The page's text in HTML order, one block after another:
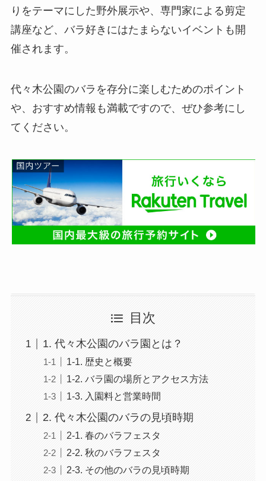
りをテーマにした野外展示や、専門家による剪定
講座など、バラ好きにはたまらないイベントも開
催されます。
代々木公園のバラを存分に楽しむためのポイント
や、おすすめ情報も満載ですので、ぜひ参考にし
てください。
目次
1. 代々木公園のバラ園とは？
1-1. 歴史と概要
1-2. バラ園の場所とアクセス方法
1-3. 入園料と営業時間
2. 代々木公園のバラの見頃時期
2-1. 春のバラフェスタ
2-2. 秋のバラフェスタ
2-3. その他のバラの見頃時期